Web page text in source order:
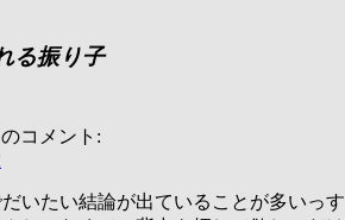
る振り子
のコメント:
いたい結論が出ていることが多いっ